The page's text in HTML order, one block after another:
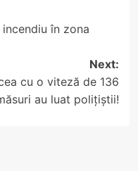
în zona
Next:
cu o viteză de 136
au luat polițiștii!